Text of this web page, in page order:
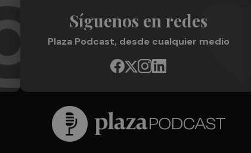
Síguenos en redes
Plaza Podcast, desde cualquier medio